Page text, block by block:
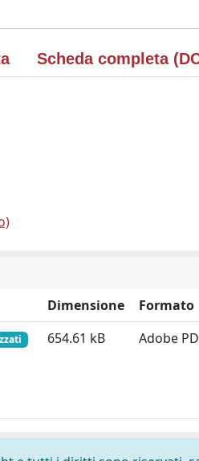
Scheda completa
Dimensione
Formato
654.61 kB Adobe